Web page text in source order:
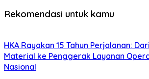
Rekomendasi untuk kamu
HKA Rayakan 15 Tahun Perjalanan:
Material ke Penggerak Layanan
Nasional